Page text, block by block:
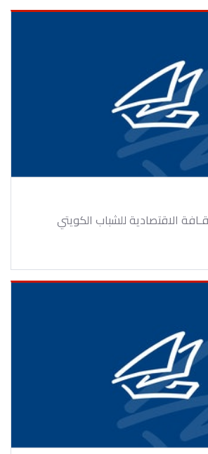
الاقتصادية للشباب الكويتي